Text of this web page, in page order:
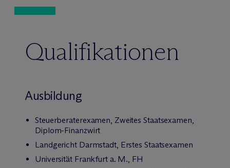
Qualifikationen
Ausbildung
Steuerberaterexamen, Zweites Staatsexamen,
Diplom-Finanzwirt
Landgericht Darmstadt, Erstes Staatsexamen
Universität Frankfurt a. M., FH